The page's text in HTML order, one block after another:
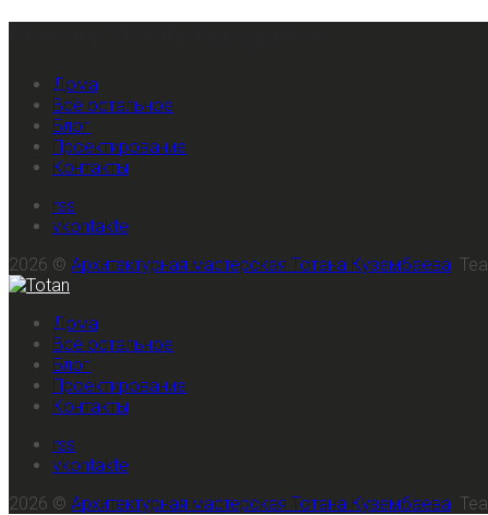
Дома
Всё остальное
Блог
Проектирование
Контакты
rss
vkontakte
2026 © Архитектурная мастерская Тотана Кузембаева
Дома
Всё остальное
Блог
Проектирование
Контакты
rss
vkontakte
2026 © Архитектурная мастерская Тотана Кузембаева